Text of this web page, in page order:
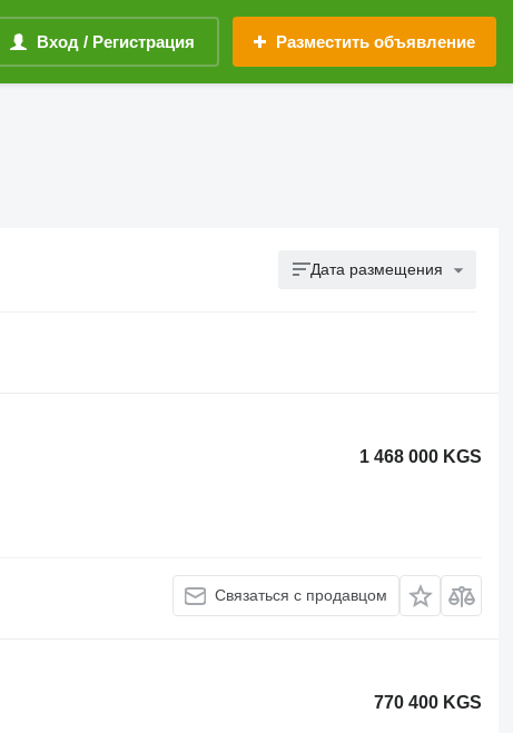
Вход / Регистрация Разместить объявление
Дата размещения
1 468 000 KGS
Связаться с продавцом
770 400 KGS